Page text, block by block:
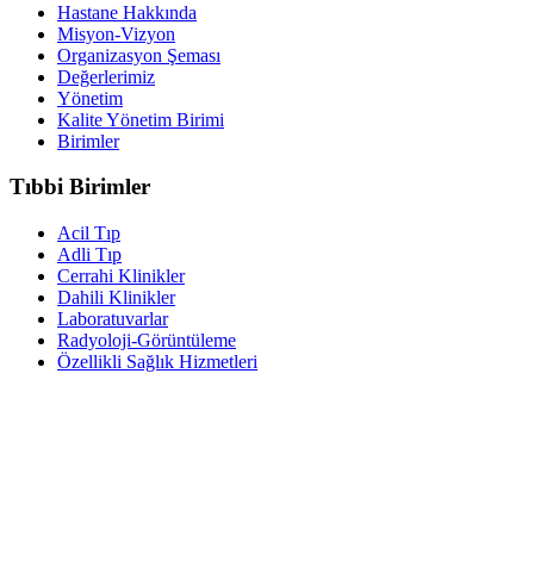
Hastane Hakkında
Misyon-Vizyon
Organizasyon Şeması
Değerlerimiz
Yönetim
Kalite Yönetim Birimi
Birimler
Tıbbi Birimler
Acil Tıp
Adli Tıp
Cerrahi Klinikler
Dahili Klinikler
Laboratuvarlar
Radyoloji-Görüntüleme
Özellikli Sağlık Hizmetleri